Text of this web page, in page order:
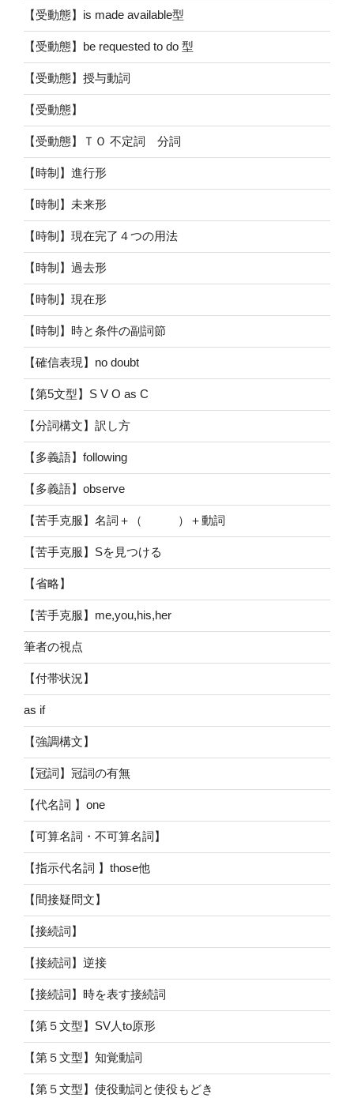
【受動態】is made available型
【受動態】be requested to do 型
【受動態】授与動詞
【受動態】
【受動態】ＴＯ 不定詞 分詞
【時制】進行形
【時制】未来形
【時制】現在完了４つの用法
【時制】過去形
【時制】現在形
【時制】時と条件の副詞節
【確信表現】no doubt
【第5文型】S V O as C
【分詞構文】訳し方
【多義語】following
【多義語】observe
【苦手克服】名詞＋（ ）＋動詞
【苦手克服】Sを見つける
【省略】
【苦手克服】me,you,his,her
筆者の視点
【付帯状況】
as if
【強調構文】
【冠詞】冠詞の有無
【代名詞 】one
【可算名詞・不可算名詞】
【指示代名詞 】those他
【間接疑問文】
【接続詞】
【接続詞】逆接
【接続詞】時を表す接続詞
【第５文型】SV人to原形
【第５文型】知覚動詞
【第５文型】使役動詞と使役もどき